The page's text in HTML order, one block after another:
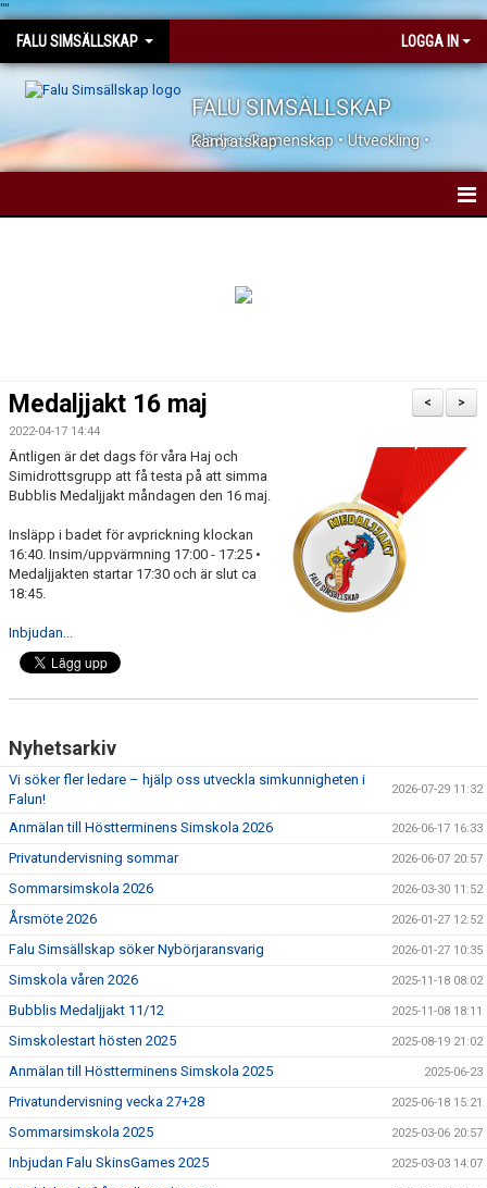
""
FALU SIMSÄLLSKAP LOGGA IN
FALU SIMSÄLLSKAP
Glädje • Gemenskap • Utveckling • Kamratskap
DOKUMENT
>
<
Medaljjakt 16 maj
2022-04-17 14:44
Äntligen är det dags för våra Haj och
Simidrottsgrupp att få testa på att simma
Bubblis Medaljjakt måndagen den 16 maj.
Insläpp i badet för avprickning klockan
16:40. Insim/uppvärmning 17:00 - 17:25 •
Medaljjakten startar 17:30 och är slut ca
18:45.
Inbjudan...
Nyhetsarkiv
Vi söker fler ledare – hjälp oss utveckla simkunnigheten i
Falun!
2026-07-29 11:32
Anmälan till Höstterminens Simskola 2026 2026-06-17 16:33
Privatundervisning sommar 2026-06-07 20:57
Sommarsimskola 2026 2026-03-30 11:52
Årsmöte 2026 2026-01-27 12:52
Falu Simsällskap söker Nybörjaransvarig 2026-01-27 10:35
Simskola våren 2026 2025-11-18 08:02
Bubblis Medaljjakt 11/12 2025-11-08 18:11
Simskolestart hösten 2025 2025-08-19 21:02
Anmälan till Höstterminens Simskola 2025 2025-06-23
Privatundervisning vecka 27+28 2025-06-18 15:21
Sommarsimskola 2025 2025-03-06 20:57
Inbjudan Falu SkinsGames 2025 2025-03-03 14:07